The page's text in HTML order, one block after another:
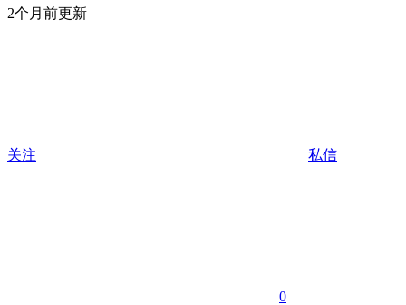
2个月前更新
关注 私信
0